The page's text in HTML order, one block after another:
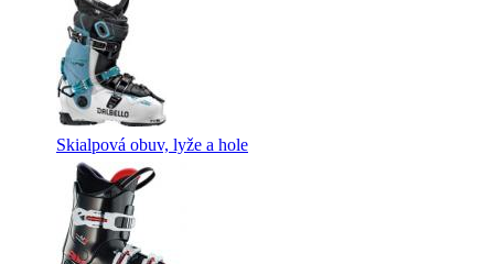
Skialpová obuv, lyže a hole